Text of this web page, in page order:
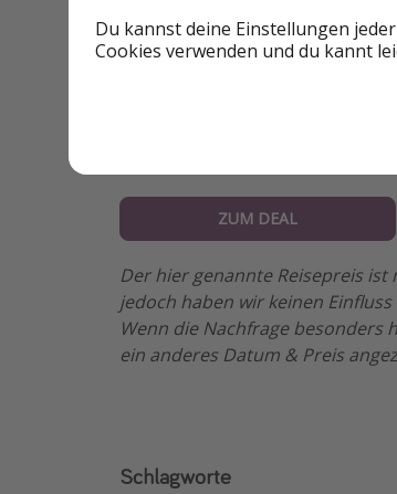
ZUM DEAL
Der hier genannte Reisepreis
jedoch haben wir keinen
Wenn die Nachfrage besonders
ein anderes Datum & Preis
Schlagworte
Du kannst deine Einstellungen
Cookies verwenden und du kannt